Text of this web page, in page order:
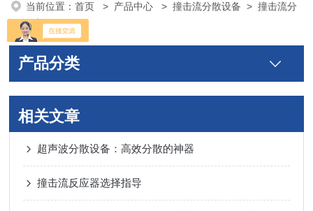
当前位置：首页 > 产品中心 >撞击流分散设备 >撞击流分
散机
产品分类
相关文章
超声波分散设备：高效分散的神器
撞击流反应器选择指导